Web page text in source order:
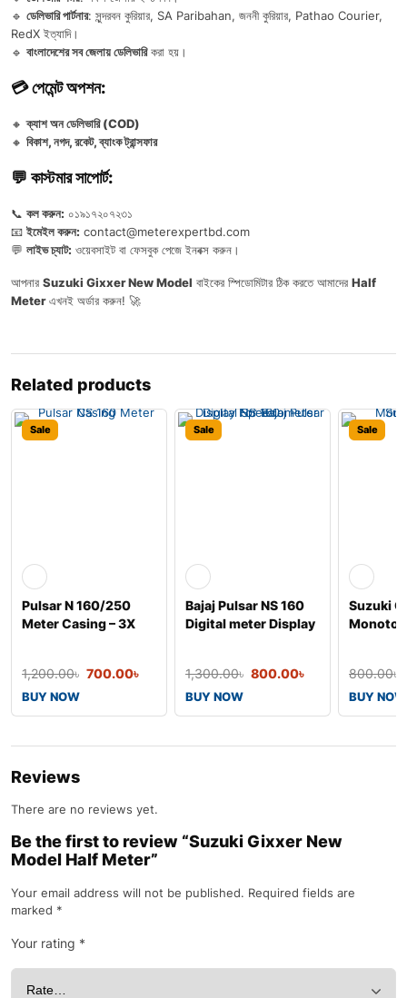
🔹 ডেলিভারি পার্টনার: সুন্দরবন কুরিয়ার, SA Paribahan, জননী কুরিয়ার, Pathao Courier,
RedX ইত্যাদি।
🔹 বাংলাদেশের সব জেলায় ডেলিভারিকরা হয়।
💳 পেমেন্ট অপশন:
🔸ক্যাশ অন ডেলিভারি (COD)
🔸 বিকাশ, নগদ, রকেট, ব্যাংক ট্রান্সফার
💬 কাস্টমার সাপোর্ট:
📞 কল করুন: ০১৯১৭২০৭২৩১
📧ইমেইল করুন: contact@meterexpertbd.com
💬 লাইভ চ্যাট: ওয়েবসাইট বা ফেসবুক পেজে ইনবক্স করুন।
আপনার Suzuki Gixxer New Model বাইকের স্পিডোমিটার ঠিক করতে আমাদের Half
Meterএখনই অর্ডার করুন! 🚀
Related products
Sale
Pulsar N 160/250
Meter Casing – 3X
1,200.00৳ 700.00৳
BUY NOW
Sale
Bajaj Pulsar NS 160
Digital meter Display
1,300.00৳ 800.00৳
BUY NOW
Sale
Suzuki
800.00৳
BUY NOW
Reviews
There are no reviews yet.
Be the first to review “Suzuki Gixxer New
Model Half Meter”
Your email address will not be published. Required fields are
marked *
Your rating *